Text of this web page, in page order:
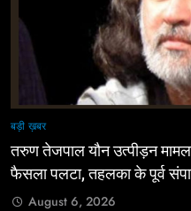
बड़ी ख़बर
तरुण तेजपाल यौन उत्पीड़न
फैसला पलटा, तहलका के पूर्व
August 6, 2026